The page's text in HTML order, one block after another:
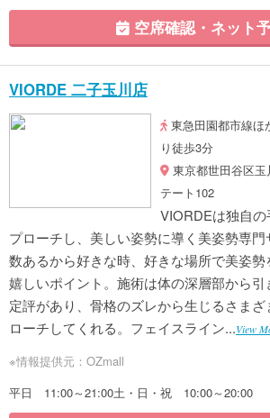
空席確認・ネット
VIORDE 二子玉川店
東急田園都市線ほ
り徒歩3分
東京都世田谷区
テート102
VIORDEは独自
プローチし、美しい姿勢に導く美姿勢専
数あるから好きな時、好きな場所で美姿
嬉しいポイント。施術は体の深層部から
定評があり、骨格のズレから生じるさま
ローチしてくれる。フェイスライン...View
※情報提供元：OZmall
平日 11:00～21:00土・日・祝 10:00～20:00